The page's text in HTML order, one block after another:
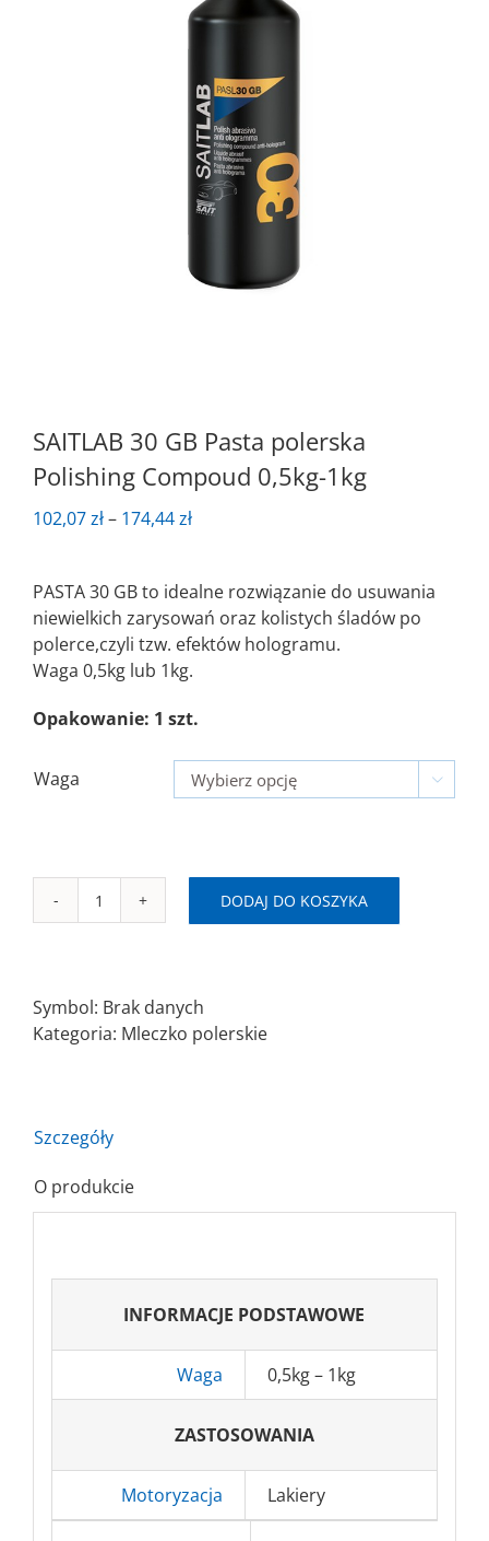
SAITLAB 30 GB Pasta polerska
Polishing Compoud 0,5kg-1kg
102,07zł– 174,44złZakres
102,07 zł
do
174,44 zł
PASTA 30 GB to idealne rozwiązanie do usuwania
niewielkich zarysowań oraz kolistych śladów po
polerce,czyli tzw. efektów hologramu.
Waga 0,5kg lub 1kg.
Opakowanie: 1 szt.
Waga 
ilość
Pasta
polerska
1kg
DODAJ DO KOSZYKA
Symbol: Brak danych
Kategoria: Mleczko polerskie
Szczegóły
O produkcie
INFORMACJE PODSTAWOWE
Waga 0,5kg – 1kg
ZASTOSOWANIA
Motoryzacja Lakiery